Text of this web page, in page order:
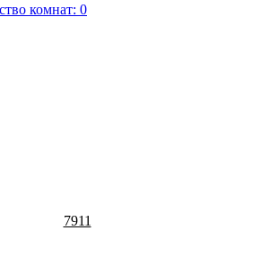
комнат: 0
7911